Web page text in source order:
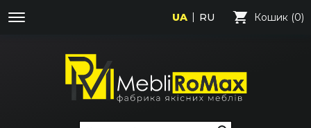
UA RU Кошик (0)